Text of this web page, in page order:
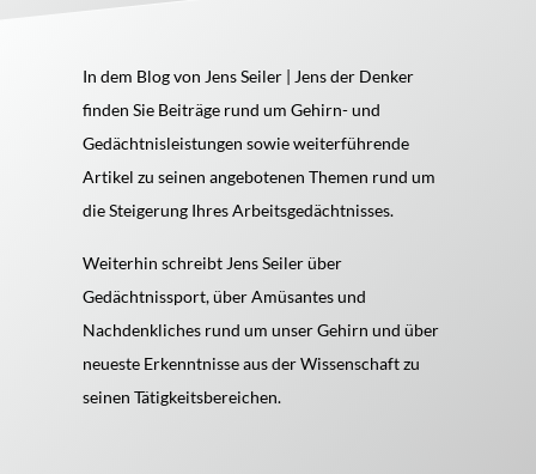
In dem Blog von Jens Seiler | Jens der Denker
finden Sie Beiträge rund um Gehirn- und
Gedächtnisleistungen sowie weiterführende
Artikel zu seinen angebotenen Themen rund um
die Steigerung Ihres Arbeitsgedächtnisses.
Weiterhin schreibt Jens Seiler über
Gedächtnissport, über Amüsantes und
Nachdenkliches rund um unser Gehirn und über
neueste Erkenntnisse aus der Wissenschaft zu
seinen Tätigkeitsbereichen.